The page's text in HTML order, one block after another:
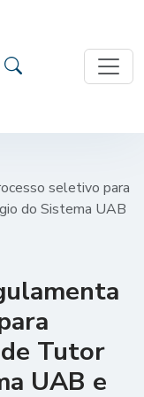
seletivo para
do Sistema UAB
Tutor
UAB e